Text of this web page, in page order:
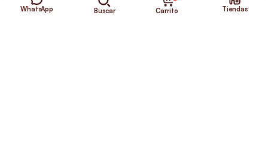
WhatsApp Buscar Carrito Tiendas